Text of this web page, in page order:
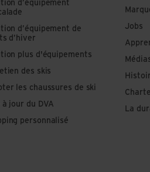
d’équipement
d’équipement de
d’hiver
plus d'équipements
des skis
les chaussures de ski
à jour du DVA
personnalisé
Jobs
La